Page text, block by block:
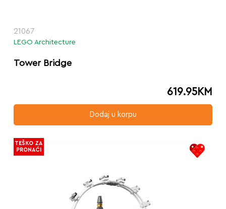
21067
LEGO Architecture
Tower Bridge
619.95KM
Dodaj u korpu
TEŠKO ZA
PRONAĆI